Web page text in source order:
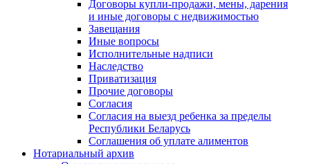
Договоры купли-продажи, мены, дарения
и иные договоры с недвижимостью
Завещания
Иные вопросы
Исполнительные надписи
Наследство
Приватизация
Прочие договоры
Согласия
Согласия на выезд ребенка за пределы
Республики Беларусь
Соглашения об уплате алиментов
Нотариальный архив